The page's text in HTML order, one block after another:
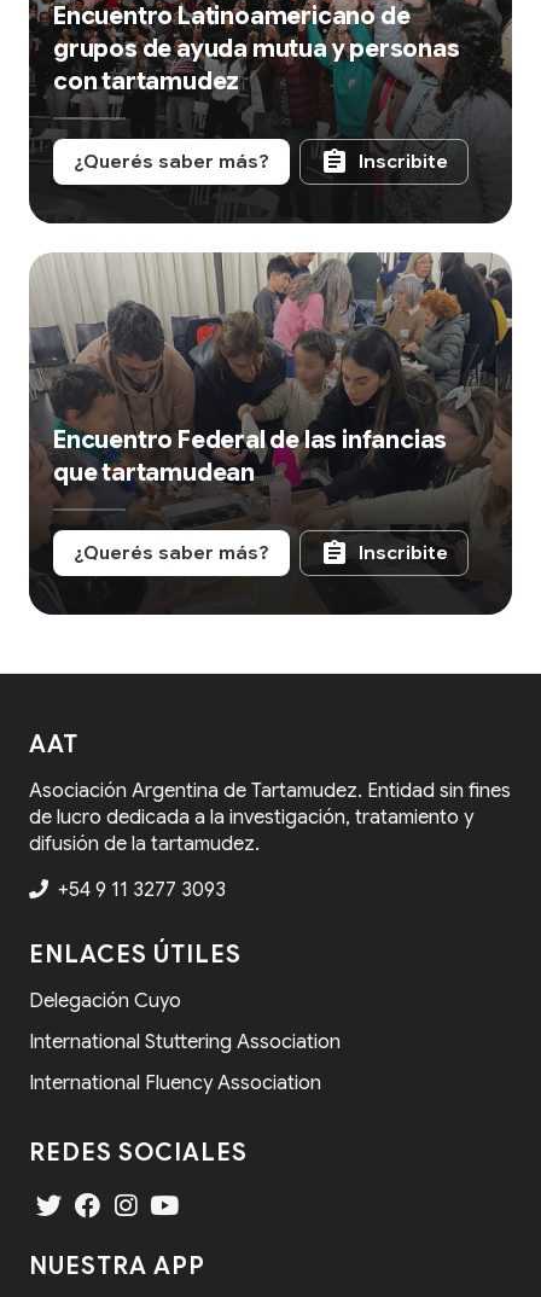
Encuentro Latinoamericano de
grupos de ayuda mutua y personas
con tartamudez
¿Querés saber más? assignment Inscribite
Encuentro Federal de las infancias
que tartamudean
¿Querés saber más? assignment Inscribite
AAT
Asociación Argentina de Tartamudez. Entidad sin fines
de lucro dedicada a la investigación, tratamiento y
difusión de la tartamudez.
+54 9 11 3277 3093
ENLACES ÚTILES
Delegación Cuyo
International Stuttering Association
International Fluency Association
REDES SOCIALES
NUESTRA APP